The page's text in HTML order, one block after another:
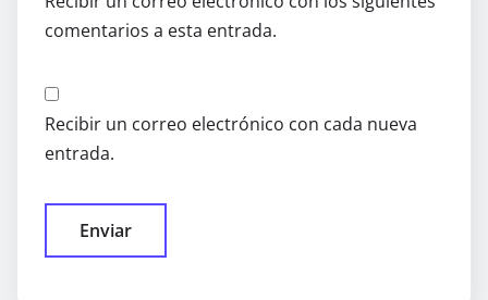
comentarios a esta entrada.
Recibir un correo electrónico con cada nueva
entrada.